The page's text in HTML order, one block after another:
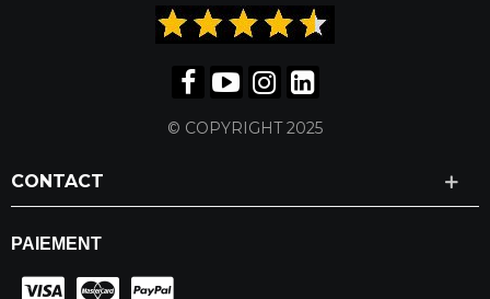
© COPYRIGHT 2025
CONTACT
PAIEMENT